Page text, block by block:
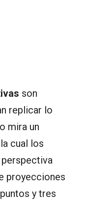
son
replicar lo
mira un
cual los
proyecciones
y tres